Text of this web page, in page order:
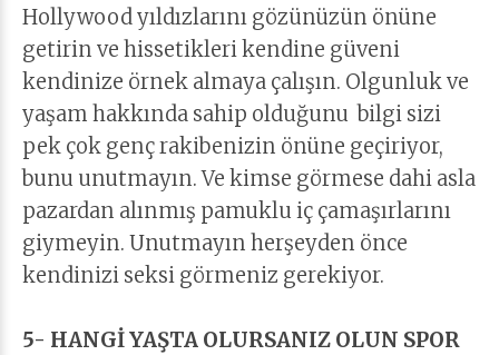
Hollywood yıldızlarını gözünüzün önüne
getirin ve hissetikleri kendine güveni
kendinize örnek almaya çalışın. Olgunluk ve
yaşam hakkında sahip olduğunu bilgi sizi
pek çok genç rakibenizin önüne geçiriyor,
bunu unutmayın. Ve kimse görmese dahi asla
pazardan alınmış pamuklu iç çamaşırlarını
giymeyin. Unutmayın herşeyden önce
kendinizi seksi görmeniz gerekiyor.
5- HANGİ YAŞTA OLURSANIZ OLUN SPOR